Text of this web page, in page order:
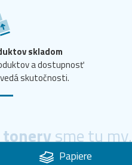
skladom
a dostupnosť
skutočnosti.
tonerysme tu my.
Papiere